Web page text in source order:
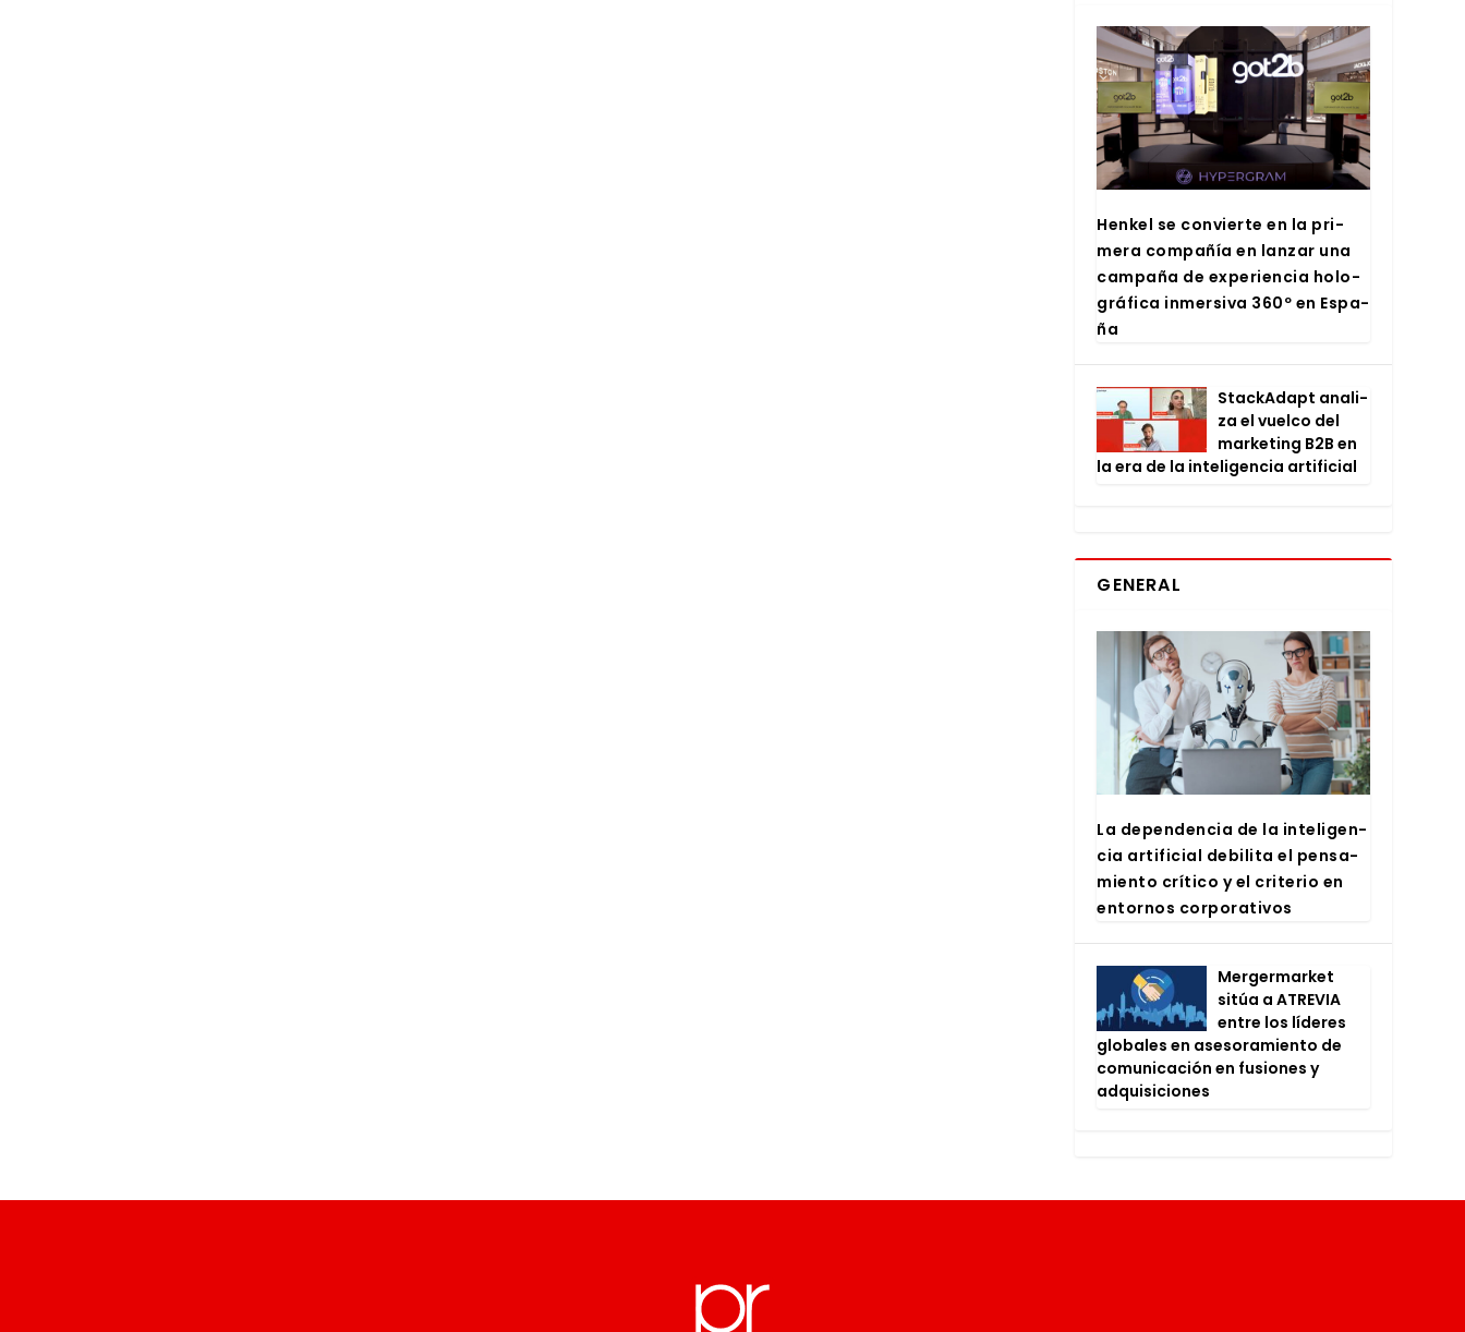
Hen­kel se con­vier­te en la pri­
me­ra com­pa­ñía en lan­zar una
cam­pa­ña de expe­rien­cia holo­
grá­fi­ca inmer­si­va 360º en Espa­
ña
Stac­kA­dapt ana­li­
za el vuel­co del
mar­ke­ting B2B en
la era de la inte­li­gen­cia arti­fi­cial
GENERAL
La depen­den­cia de la inte­li­gen­
cia arti­fi­cial debi­li­ta el pen­sa­
mien­to crí­ti­co y el cri­te­rio en
entor­nos cor­po­ra­ti­vos
Mer­ger­mar­ket
sitúa a ATRE­VIA
entre los líde­res
glo­ba­les en ase­so­ra­mien­to de
comu­ni­ca­ción en fusio­nes y
adqui­si­cio­nes